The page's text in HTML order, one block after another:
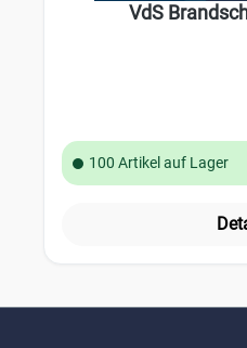
VdS
100 Artikel auf Lager